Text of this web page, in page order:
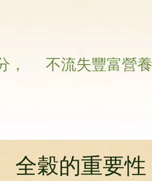
不流失豐富營養素，
全穀的重要性